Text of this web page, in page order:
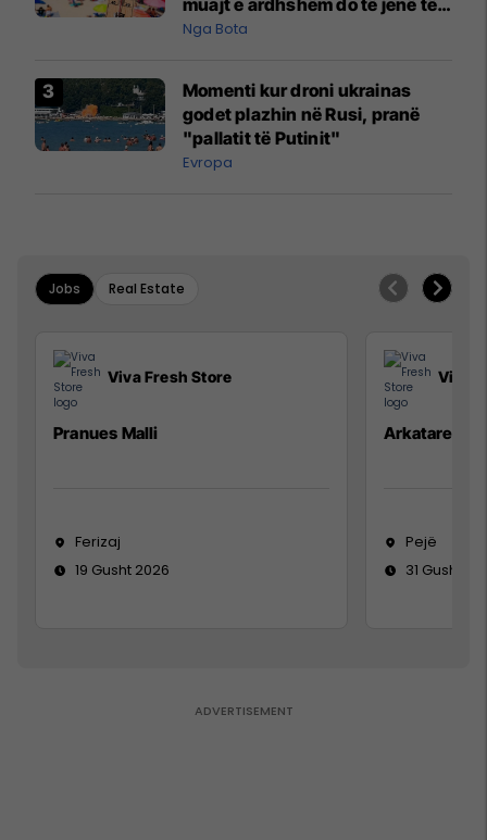
pazakontë
Nga Bota
Momenti kur droni ukrainas
godet plazhin në Rusi, pranë
"pallatit të Putinit"
Evropa
Jobs Real Estate
Viva Fresh Store
Pranues Malli
Ferizaj
19 Gusht 2026
Viva
Arkatare
Pejë
31 Gusht